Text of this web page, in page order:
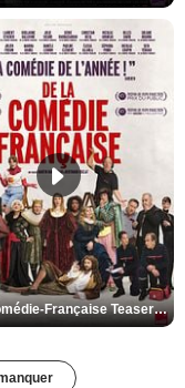
De la Comédie-Française Teaser VF